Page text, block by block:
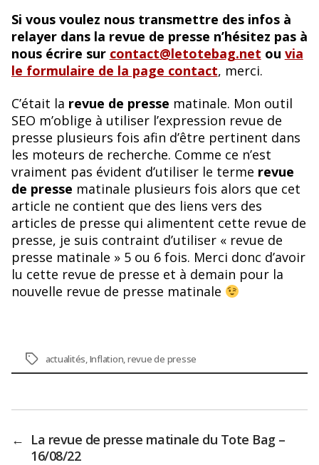
Si vous voulez nous transmettre des infos à
relayer dans la revue de presse n’hésitez pas à
nous écrire sur contact@letotebag.net ou via
le formulaire de la page contact, merci.
C’était la revue de presse matinale. Mon outil
SEO m’oblige à utiliser l’expression revue de
presse plusieurs fois afin d’être pertinent dans
les moteurs de recherche. Comme ce n’est
vraiment pas évident d’utiliser le terme revue
de presse matinale plusieurs fois alors que cet
article ne contient que des liens vers des
articles de presse qui alimentent cette revue de
presse, je suis contraint d’utiliser « revue de
presse matinale » 5 ou 6 fois. Merci donc d’avoir
lu cette revue de presse et à demain pour la
nouvelle revue de presse matinale
Étiquettes
actualités Inflation revue de presse
← La revue de presse matinale du Tote Bag –
16/08/22